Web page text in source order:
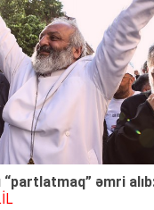
“partlatmaq” əmri